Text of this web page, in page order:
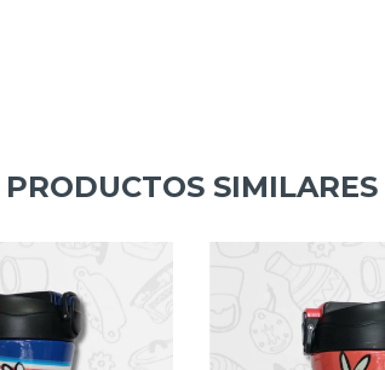
PRODUCTOS SIMILARES